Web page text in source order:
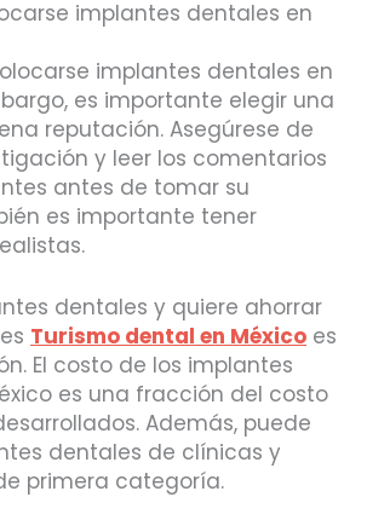
implantes dentales en
implantes dentales en
es importante elegir una
reputación. Asegúrese de
y leer los comentarios
antes de tomar su
es importante tener
dentales y quiere ahorrar
Turismo dental en México es
El costo de los implantes
es una fracción del costo
Además, puede
dentales de clínicas y
primera categoría.